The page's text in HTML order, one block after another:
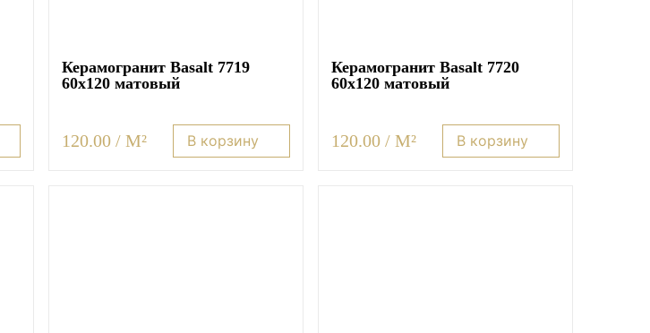
Керамогранит Basalt 7719
60х120 матовый
120.00 / M² В корзину
Керамогранит Basalt 7720
60х120 матовый
120.00 / M² В корзину